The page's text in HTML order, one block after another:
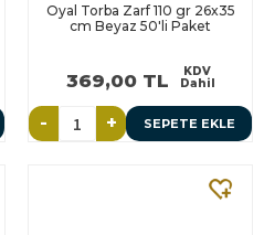
Oyal Torba Zarf 110 gr 26x35
cm Beyaz 50'li Paket
369,00 TL
KDV
Dahil
- + SEPETE EKLE